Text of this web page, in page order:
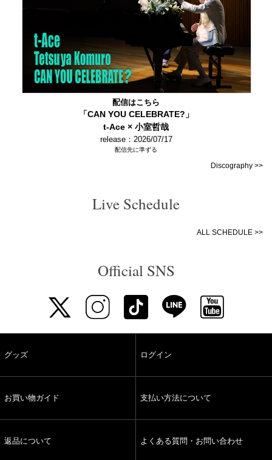
配信はこちら
「CAN YOU CELEBRATE?」
t-Ace × 小室哲哉
release：2026/07/17
配信先に準ずる
Discography >>
Live Schedule
ALL SCHEDULE >>
Official SNS
グッズ ログイン
お買い物ガイド 支払い方法について
返品について よくある質問・お問い合わせ